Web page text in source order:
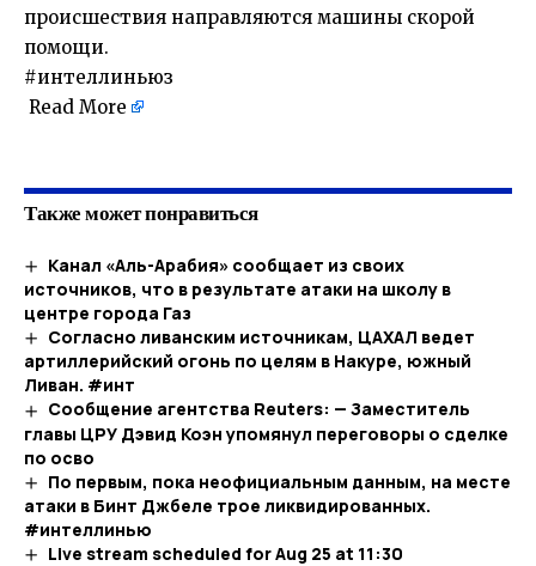
происшествия направляются машины скорой
помощи.
#интеллиньюз
Read More
Также может понравиться
Канал «Аль-Арабия» сообщает из своих
источников, что в результате атаки на школу в
центре города Газ
Согласно ливанским источникам, ЦАХАЛ ведет
артиллерийский огонь по целям в Накуре, южный
Ливан. #инт
Сообщение агентства Reuters: — Заместитель
главы ЦРУ Дэвид Коэн упомянул переговоры о сделке
по осво
По первым, пока неофициальным данным, на месте
атаки в Бинт Джбеле трое ликвидированных.
#интеллинью
Live stream scheduled for Aug 25 at 11:30